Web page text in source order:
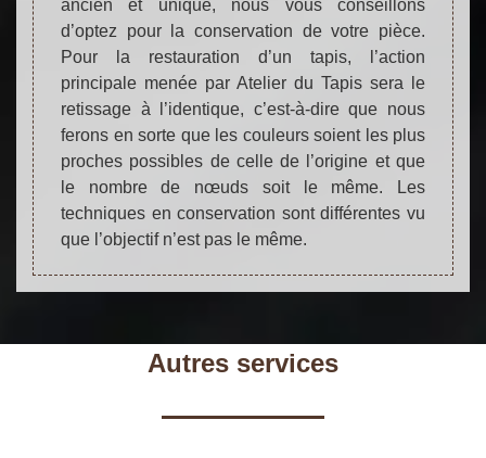
ancien et unique, nous vous conseillons
d’optez pour la conservation de votre pièce.
Pour la restauration d’un tapis, l’action
principale menée par Atelier du Tapis sera le
retissage à l’identique, c’est-à-dire que nous
ferons en sorte que les couleurs soient les plus
proches possibles de celle de l’origine et que
le nombre de nœuds soit le même. Les
techniques en conservation sont différentes vu
que l’objectif n’est pas le même.
Autres services